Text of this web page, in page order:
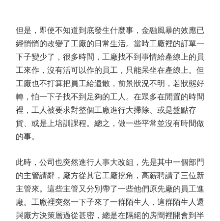
但是，即使不知道到底發生什麼事，金融風暴的效應已
經悄悄的改變了工廠的日常生活。當時工廠裡的訂單一
下子變少了，很多時間，工廠找不到事情給產線上的員
工來作，沒有活可以作的員工，只能呆坐在產線上。但
工廠也不打算把員工給遣散，前景狀況不明，若狀態好
轉，怕一下子找不到足夠的工人。在眾多在閒置的時間
裡，工人被要求對整個工廠進行大掃除、或是盤點存
貨、或是上培訓課程。總之，做一些平常並沒有時間做
的事。
此時，公司也突然進行人事大改組，先是其中一個部門
的主管請辭，廠方從其它工廠挖角，高薪聘請了三位新
主管來。這些主管又分別帶了一些他們原先廠的員工進
廠。工廠裡突然一下子來了一群陌生人，這群陌生人還
與廠方決策層過從甚密，總是在隔絕的房間裡開會到半